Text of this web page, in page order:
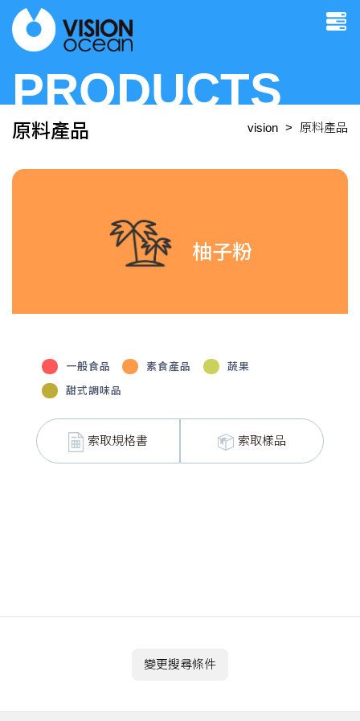
PRODUCTS
原料產品 vision 原料產品
柚子粉
一般食品 素食產品 蔬果
甜式調味品
索取規格書 索取樣品
變更搜尋條件